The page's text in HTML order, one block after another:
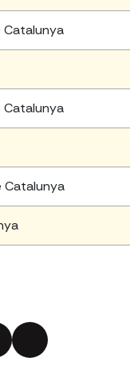
Catalunya
Catalunya
Catalunya